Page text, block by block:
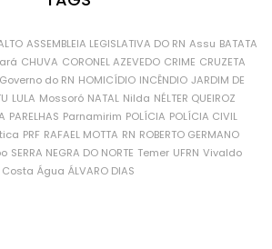
ASSEMBLEIA LEGISLATIVA DO RN Assu BATATA
CHUVA CORONEL AZEVEDO CRIME CRUZETA
Governo do RN HOMICÍDIO INCÊNDIO JARDIM DE
LULA Mossoró NATAL Nilda NÉLTER QUEIROZ
PARELHAS Parnamirim POLÍCIA POLÍCIA CIVIL
PRF RAFAEL MOTTA RN ROBERTO GERMANO
SERRA NEGRA DO NORTE Temer UFRN Vivaldo
Costa Água ÁLVARO DIAS